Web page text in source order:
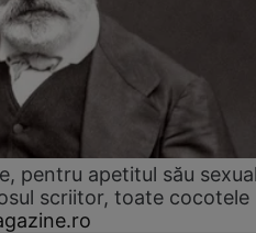
pentru apetitul său
scriitor, toate cocotele